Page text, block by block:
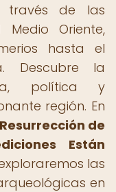
través de las
Medio Oriente,
hasta el
Descubre la
política y
región. En
de
Están
las
en